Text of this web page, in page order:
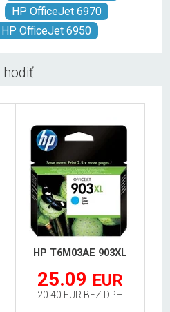
HP OfficeJet 6970
HP OfficeJet 6950
hodiť
HP T6M03AE 903XL
25.09 EUR
20.40 EUR BEZ DPH